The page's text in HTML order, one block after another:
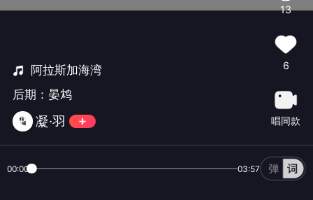
阿拉斯加海湾
后期：晏鸩
凝·羽
13
6
唱同款
00:00 03:57